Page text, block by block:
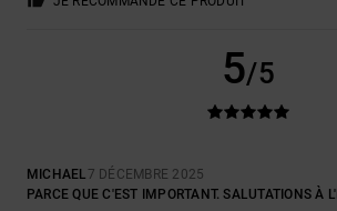
5/5
MICHAEL 7 DÉCEMBRE 2025
PARCE QUE C'EST IMPORTANT. SALUTATIONS À